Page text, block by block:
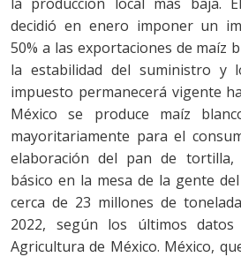
decidió en enero imponer un
50% a las exportaciones de maíz
la estabilidad del suministro y
impuesto permanecerá vigente
México se produce maíz
mayoritariamente para el
elaboración del pan de
básico en la mesa de la gente
cerca de 23 millones de
2022, según los últimos
Agricultura de México. México,